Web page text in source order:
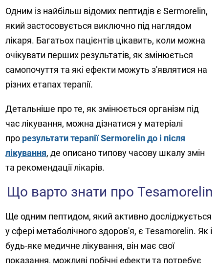
Одним із найбільш відомих пептидів є Sermorelin,
який застосовується виключно під наглядом
лікаря. Багатьох пацієнтів цікавить, коли можна
очікувати перших результатів, як змінюється
самопочуття та які ефекти можуть з'являтися на
різних етапах терапії.
Детальніше про те, як змінюється організм під
час лікування, можна дізнатися у матеріалі
про результати терапії Sermorelin до і після
лікування, де описано типову часову шкалу змін
та рекомендації лікарів.
Що варто знати про Tesamorelin
Ще одним пептидом, який активно досліджується
у сфері метаболічного здоров'я, є Tesamorelin. Як і
будь-яке медичне лікування, він має свої
показання, можливі побічні ефекти та потребує